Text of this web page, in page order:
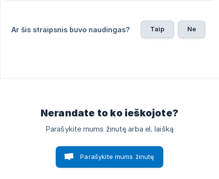
Ar šis straipsnis buvo naudingas? Taip Ne
Nerandate to ko ieškojote?
Parašykite mums žinutę arba el. laišką
Parašykite mums žinutę